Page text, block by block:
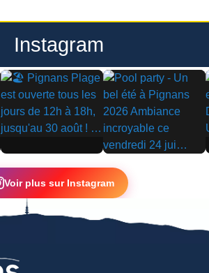
Instagram
▶
▶
Voir plus sur Instagram